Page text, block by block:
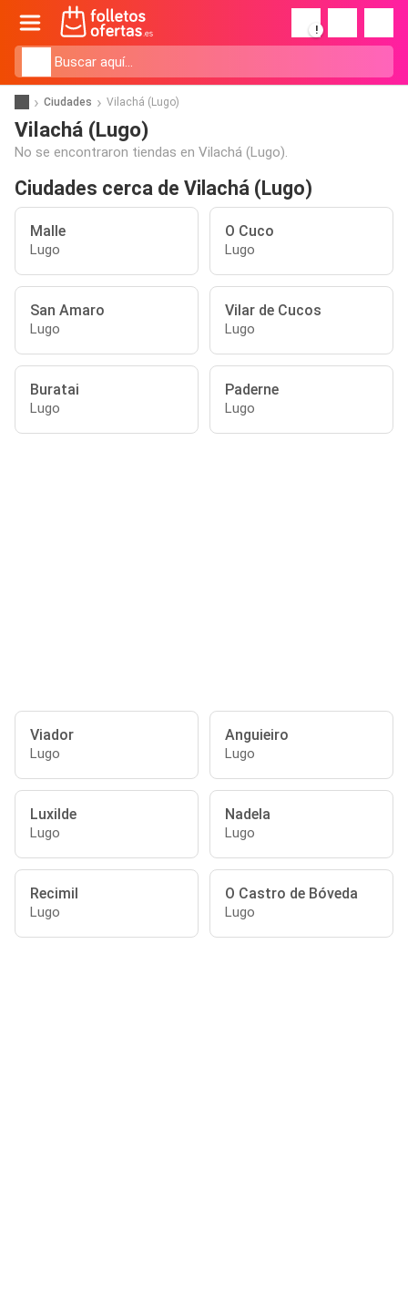
!
Ciudades Vilachá (Lugo)
Vilachá (Lugo)
No se encontraron tiendas en Vilachá (Lugo).
Ciudades cerca de Vilachá (Lugo)
Malle
Lugo
O Cuco
Lugo
San Amaro
Lugo
Vilar de Cucos
Lugo
Buratai
Lugo
Paderne
Lugo
Viador
Lugo
Anguieiro
Lugo
Luxilde
Lugo
Nadela
Lugo
Recimil
Lugo
O Castro de Bóveda
Lugo